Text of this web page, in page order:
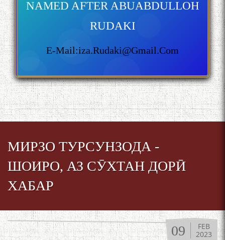
NAMED AFTER ABUABDULLOH
RUDAKI
E-Mail:iza.rudaki@gmail.com
МИРЗО ТУРСУНЗОДА -
ШОИРО, АЗ СӮХТАН ДОРӢ
ХАБАР
09
FEB
2023
Кадамчо Худои Шарифзода
Сайре дар Осорхона
Муҳаммадҷон Раҳимӣ